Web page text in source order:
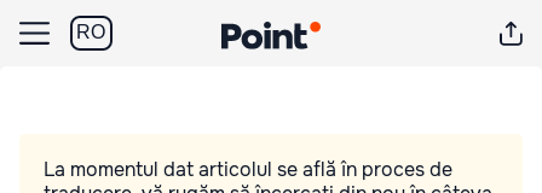
RO
La momentul dat articolul se află în proces de